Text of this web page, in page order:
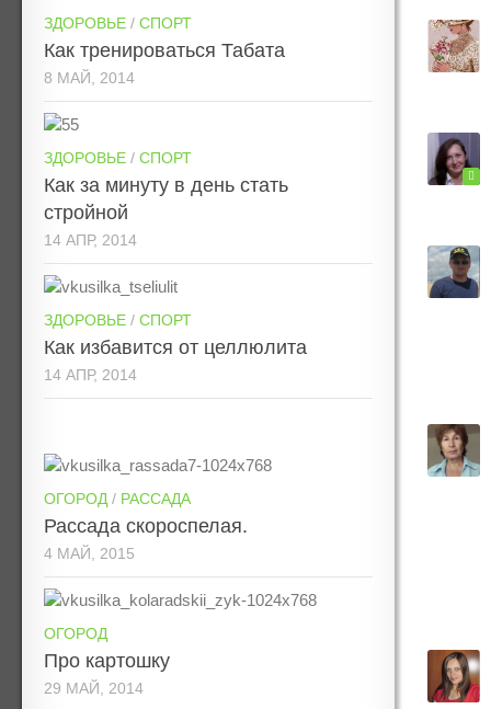
ЗДОРОВЬЕ / СПОРТ
Как тренироваться Табата
8 МАЙ, 2014
ЗДОРОВЬЕ / СПОРТ
Как за минуту в день стать
стройной
14 АПР, 2014
ЗДОРОВЬЕ / СПОРТ
Как избавится от целлюлита
14 АПР, 2014
ОГОРОД / РАССАДА
Рассада скороспелая.
4 МАЙ, 2015
ОГОРОД
Про картошку
29 МАЙ, 2014